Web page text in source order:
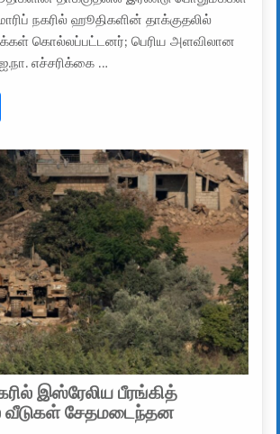
நகரில் ஹூதிகளின் தாக்குதலில்
கொல்லப்பட்டனர்; பெரிய அளவிலான
எச்சரிக்கை …
இஸ்ரேலிய பீரங்கித்
வீடுகள் சேதமடைந்தன